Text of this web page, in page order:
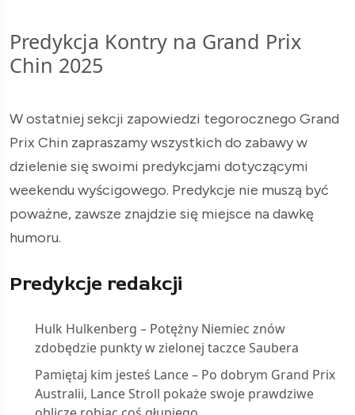
Predykcja Kontry na Grand Prix
Chin 2025
W ostatniej sekcji zapowiedzi tegorocznego Grand
Prix Chin zapraszamy wszystkich do zabawy w
dzielenie się swoimi predykcjami dotyczącymi
weekendu wyścigowego. Predykcje nie muszą być
poważne, zawsze znajdzie się miejsce na dawkę
humoru.
Predykcje redakcji
Hulk Hulkenberg – Potężny Niemiec znów
zdobędzie punkty w zielonej taczce Saubera
Pamiętaj kim jesteś Lance – Po dobrym Grand Prix
Australii, Lance Stroll pokaże swoje prawdziwe